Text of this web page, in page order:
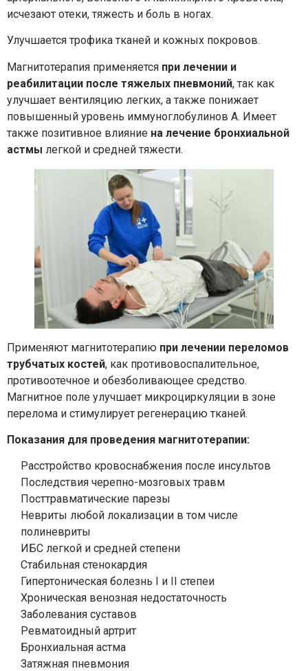
исчезают отеки, тяжесть и боль в ногах.
Улучшается трофика тканей и кожных покровов.
Магнитотерапия применяется при лечении и
реабилитации после тяжелых пневмоний, так как
улучшает вентиляцию легких, а также понижает
повышенный уровень иммуноглобулинов А. Имеет
также позитивное влияние на лечение бронхиальной
астмы легкой и средней тяжести.
Применяют магнитотерапию при лечении переломов
трубчатых костей, как противовоспалительное,
противоотечное и обезболивающее средство.
Магнитное поле улучшает микроциркуляции в зоне
перелома и стимулирует регенерацию тканей.
Показания для проведения магнитотерапии:
Расстройство кровоснабжения после инсультов
Последствия черепно-мозговых травм
Посттравматические парезы
Невриты любой локализации в том числе
полиневриты
ИБС легкой и средней степени
Стабильная стенокардия
Гипертоническая болезнь I и II степеи
Хроническая венозная недостаточность
Заболевания суставов
Ревматоидный артрит
Бронхиальная астма
Затяжная пневмония